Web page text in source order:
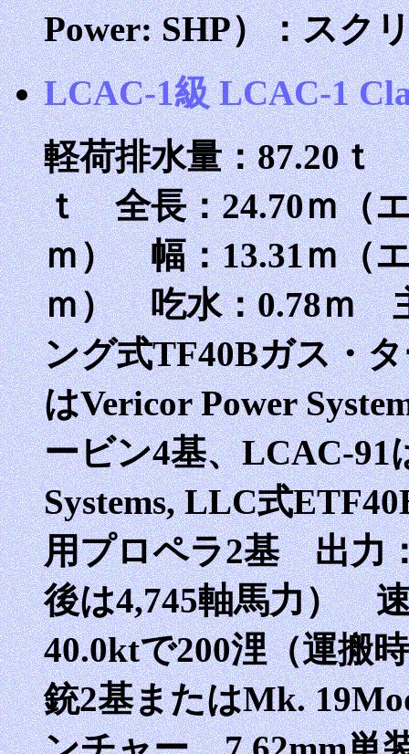
Power: SHP）：スク
LCAC-1級 LCAC-1
軽荷排水量：87.20ｔ
ｔ 全長：24.70ｍ（
ｍ） 幅：13.31ｍ（
ｍ） 吃水：0.78ｍ
ング式TF40Bガス・
はVericor Power
ービン4基、LCAC-91
Systems, LLC式
用プロペラ2基 出力
後は4,745軸馬力）
40.0ktで200浬（運搬
銃2基またはMk.